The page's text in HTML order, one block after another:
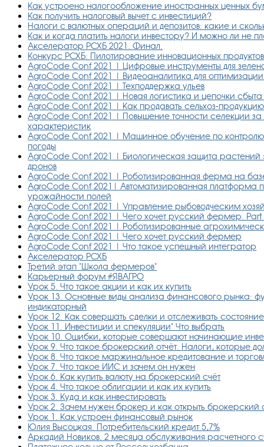
Как устроено налогообложение иностранных ценных
Как получить налоговый вычет с инвестиций?
Налоги с валютных операций и депозитов: какие и
Как и когда платить налоги инвестору? И можно ли не
Акселератор РСХБ 2021. Финал.
Конкурс РСХБ: Пилотирование инновационных
AgroCode Conf 2021 | Цифровые инструменты для
AgroCode Conf 2021 | Видеоаналитика для
AgroCode Conf 2021 | Техподдержка ульев
AgroCode Conf 2021 | Новая логистика и цепочки сбыта
AgroCode Conf 2021 | Как продавать сельхоз-
AgroCode Conf 2021 | Повышение точности селекции
характеристик
AgroCode Conf 2021 | Машинное обучение по контролю
погоды
AgroCode Conf 2021 | Биологическая защита
дронов
AgroCode Conf 2021 | Роботизированная ферма на
AgroCode Conf 2021| Автоматизированная платформа
урожайности полей
AgroCode Conf 2021 | Управление рыбоводческим
AgroCode Conf 2021 | Чего хочет русский фермер. Part
AgroCode Conf 2021 | Роботизированные
AgroCode Conf 2021 | Чего хочет русский фермер
AgroCode Conf 2021 | Что такое успешный интегратор
Акселератор РСХБ
Третий этап "Школа фермеров"
Карьерный форум #ЯВАГРО
Урок 5. Что такое акции и как их купить
Урок 13. Основные виды анализа финансового рынка:
индикаторный
Урок 12. Как совершать сделки и отслеживать
Урок 11. Инвестиции и спекуляции" Что выбрать
Урок 10. Ошибки, которые совершают начинающие
Урок 9. Что такое брокерский отчёт. Налоги, которые
Урок 8. Что такое маржинальное кредитование и
Урок 7. Что такое ИИС и зачем он нужен
Урок 6. Как купить валюту на брокерский счёт
Урок 4. Что такое облигации и как их купить
Урок 3. Куда и как инвестировать
Урок 2. Зачем нужен брокер и как открыть брокерский
Урок 1. Как устроен финансовый рынок
Юлия Высоцкая. Потребительский кредит 5,7%
Аркадий Новиков. 2 месяца обслуживания расчетного